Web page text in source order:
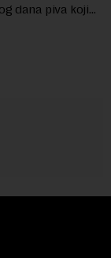
dana piva koji